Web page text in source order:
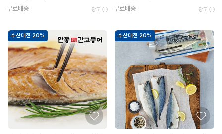
무료배송
광고
무료배송
광고
수산대전 20% 수산대전 20%